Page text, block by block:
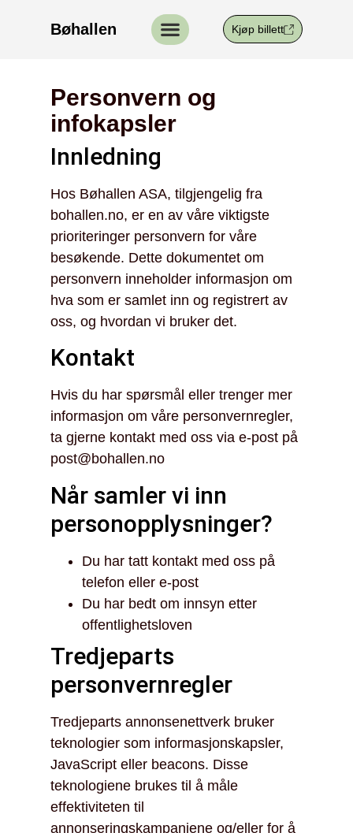
Bøhallen Kjøp billett
Personvern og
infokapsler
Innledning
Hos Bøhallen ASA, tilgjengelig fra
bohallen.no, er en av våre viktigste
prioriteringer personvern for våre
besøkende. Dette dokumentet om
personvern inneholder informasjon om
hva som er samlet inn og registrert av
oss, og hvordan vi bruker det.
Kontakt
Hvis du har spørsmål eller trenger mer
informasjon om våre personvernregler,
ta gjerne kontakt med oss via e-post på
post@bohallen.no
Når samler vi inn
personopplysninger?
Du har tatt kontakt med oss på
telefon eller e-post
Du har bedt om innsyn etter
offentlighetsloven
Tredjeparts
personvernregler
Tredjeparts annonsenettverk bruker
teknologier som informasjonskapsler,
JavaScript eller beacons. Disse
teknologiene brukes til å måle
effektiviteten til
annonseringskampanjene og/eller for å